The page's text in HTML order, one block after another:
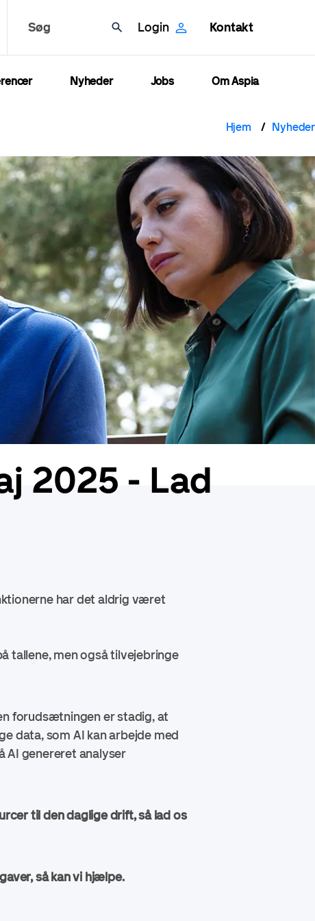
Søg Login Kontakt
Nyheder Jobs Om Aspia
Hjem Nyheder
2025 - Lad
har det aldrig været
tallene, men også tilvejebringe
forudsætningen er stadig, at
data, som AI kan arbejde med
AI genereret analyser
til den daglige drift, så lad os
så kan vi hjælpe.